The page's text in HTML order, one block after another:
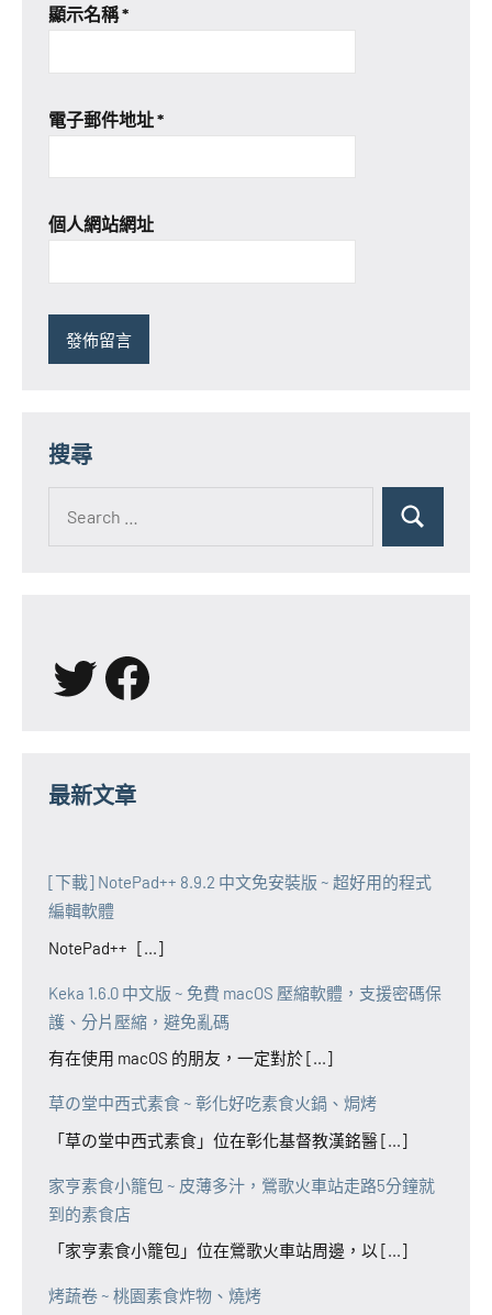
顯示名稱*
電子郵件地址*
個人網站網址
搜尋
for:
Search
X Facebook
最新文章
[下載] NotePad++ 8.9.2 中文免安裝版 ~ 超好用的程式
編輯軟體
NotePad++ [...]
Keka 1.6.0 中文版 ~ 免費 macOS 壓縮軟體，支援密碼保
護、分片壓縮，避免亂碼
有在使用 macOS 的朋友，一定對於 [...]
草の堂中西式素食 ~ 彰化好吃素食火鍋、焗烤
「草の堂中西式素食」位在彰化基督教漢銘醫 [...]
家亨素食小籠包 ~ 皮薄多汁，鶯歌火車站走路5分鐘就
到的素食店
「家亨素食小籠包」位在鶯歌火車站周邊，以 [...]
烤蔬卷 ~ 桃園素食炸物、燒烤